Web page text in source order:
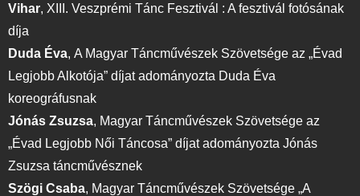
Vihar, XIII. Veszprémi Tánc Fesztivál : A fesztivál fotósának
díja
Duda Éva, A Magyar Táncművészek Szövetsége az „Évad
Legjobb Alkotója” díjat adományozta Duda Éva
koreográfusnak
Jónás Zsuzsa, Magyar Táncművészek Szövetsége az
„Évad Legjobb Női Táncosa” díjat adományozta Jónás
Zsuzsa táncművésznek
Szögi Csaba, Magyar Táncművészek Szövetsége „A